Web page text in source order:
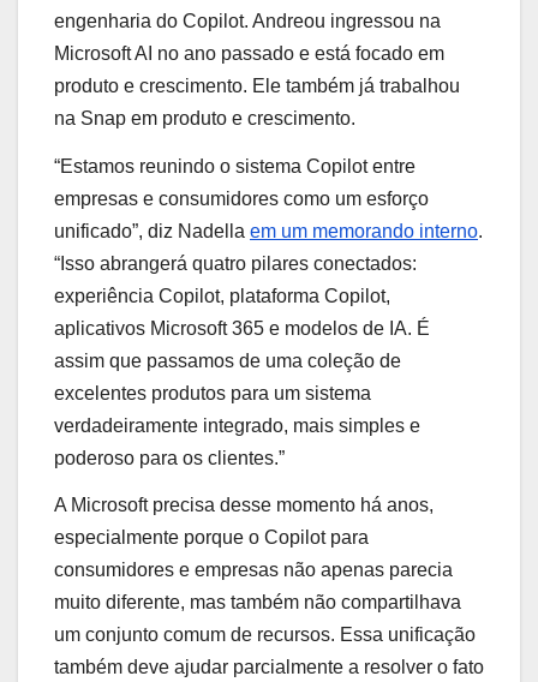
engenharia do Copilot. Andreou ingressou na
Microsoft AI no ano passado e está focado em
produto e crescimento. Ele também já trabalhou
na Snap em produto e crescimento.
“Estamos reunindo o sistema Copilot entre
empresas e consumidores como um esforço
unificado”, diz Nadella em um memorando interno.
“Isso abrangerá quatro pilares conectados:
experiência Copilot, plataforma Copilot,
aplicativos Microsoft 365 e modelos de IA. É
assim que passamos de uma coleção de
excelentes produtos para um sistema
verdadeiramente integrado, mais simples e
poderoso para os clientes.”
A Microsoft precisa desse momento há anos,
especialmente porque o Copilot para
consumidores e empresas não apenas parecia
muito diferente, mas também não compartilhava
um conjunto comum de recursos. Essa unificação
também deve ajudar parcialmente a resolver o fato